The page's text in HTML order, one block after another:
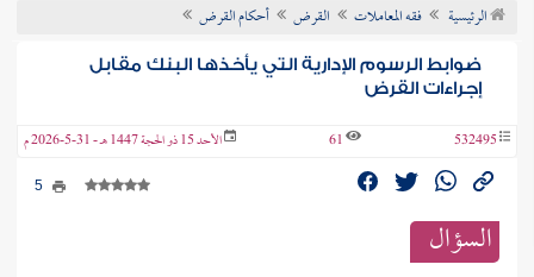
الفتوى
الرئيسية فقه المعاملات القرض أحكام القرض
ضوابط الرسوم الإدارية التي يأخذها البنك مقابل
إجراءات القرض
532495
61 الأحد 15 ذو الحجة 1447 هـ - 31-5-2026 م
السؤال